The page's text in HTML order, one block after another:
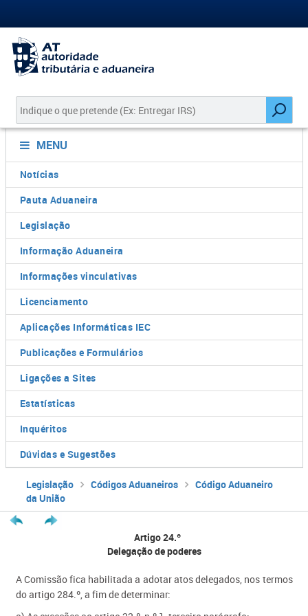
MENU
Notícias
Pauta Aduaneira
Legislação
Informação Aduaneira
Informações vinculativas
Licenciamento
Aplicações Informáticas IEC
Publicações e Formulários
Ligações a Sites
Estatísticas
Inquéritos
Dúvidas e Sugestões
Legislação Códigos Aduaneiros
Código Aduaneiro
da União
Artigo 24.º
Delegação de poderes
A Comissão fica habilitada a adotar atos delegados, nos termos
do artigo 284.º, a fim de determinar: